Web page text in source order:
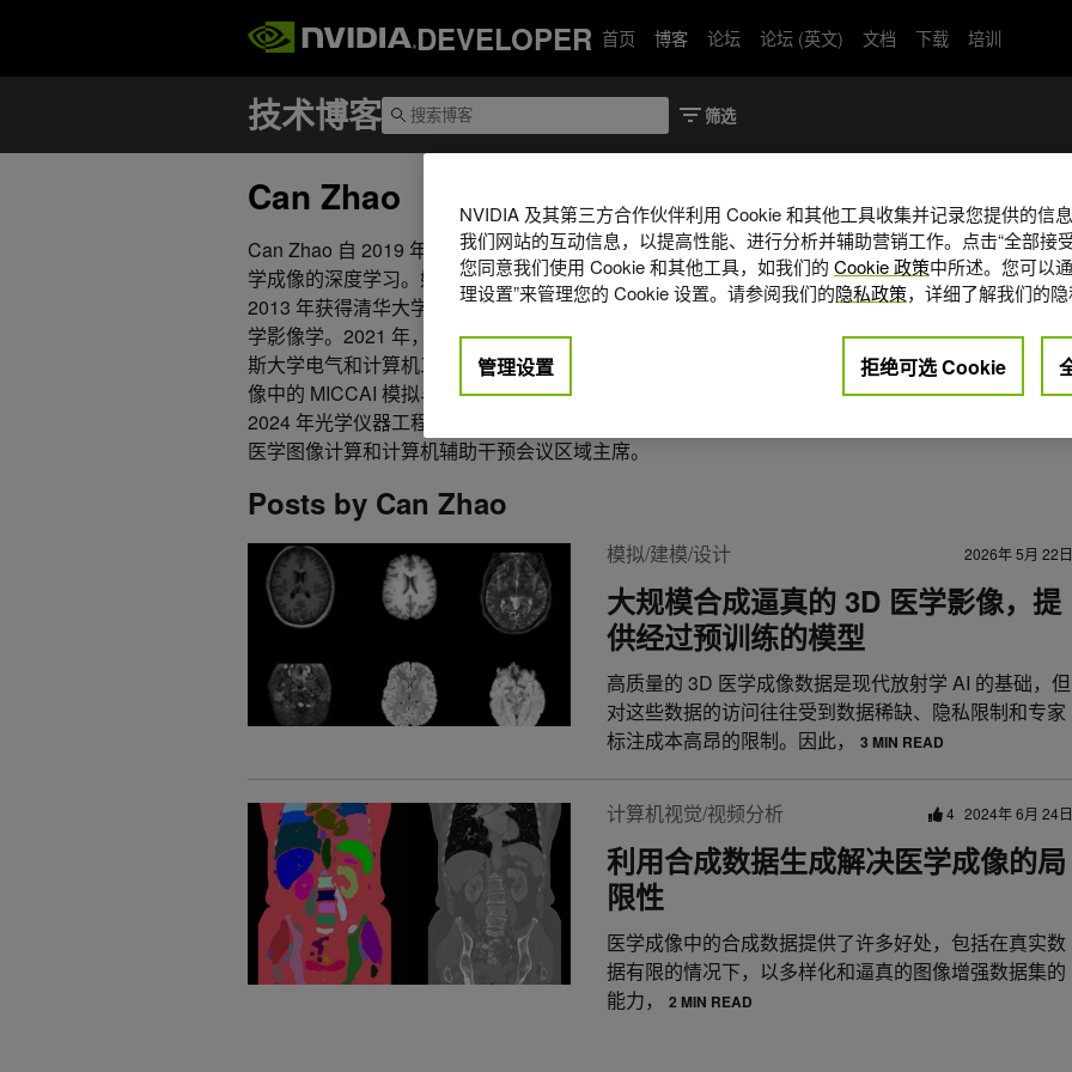
DEVELOPER 首页 博客 论坛 论坛 (英文) 文档 下载 培训
Can Zhao
Can Zhao 自 2019 年以来一直是 NVIDIA 的应用研究科学家，专注于医
学成像的深度学习。她专门从事基于深度学习的医学图像合成。灿于
2013 年获得清华大学半导体物理专业学士学位。随后，她将兴趣转向医
学影像学。2021 年，她与 Jerry Prince 博士合作，获得了约翰斯·霍普金
斯大学电气和计算机工程博士学位。她于 2020 年至 2023 年担任医学成
像中的 MICCAI 模拟与合成（SASHIMI）研讨会组委会成员，并担任
2024 年光学仪器工程师学会（SPIE）医学成像会议主席和 2024 年国际
医学图像计算和计算机辅助干预会议区域主席。
Posts by Can Zhao
模拟/建模/设计 2026年 5月 22日
大规模合成逼真的 3D 医学影像，提
供经过预训练的模型
高质量的 3D 医学成像数据是现代放射学 AI 的基础，但
对这些数据的访问往往受到数据稀缺、隐私限制和专家
标注成本高昂的限制。因此，
3 MIN READ
计算机视觉/视频分析 4 2024年 6月 24日
利用合成数据生成解决医学成像的局
限性
医学成像中的合成数据提供了许多好处，包括在真实数
据有限的情况下，以多样化和逼真的图像增强数据集的
能力，
2 MIN READ
NVIDIA 及其第三方合作伙伴利用 Cookie 和其他工具收集并记录您提供的信
我们网站的互动信息，以提高性能、进行分析并辅助营销工作。点击“全部接
您同意我们使用 Cookie 和其他工具，如我们的 Cookie 政策中所述。您可以
理设置”来管理您的 Cookie 设置。请参阅我们的隐私政策，详细了解我们的
管理设置 拒绝可选 Cookie